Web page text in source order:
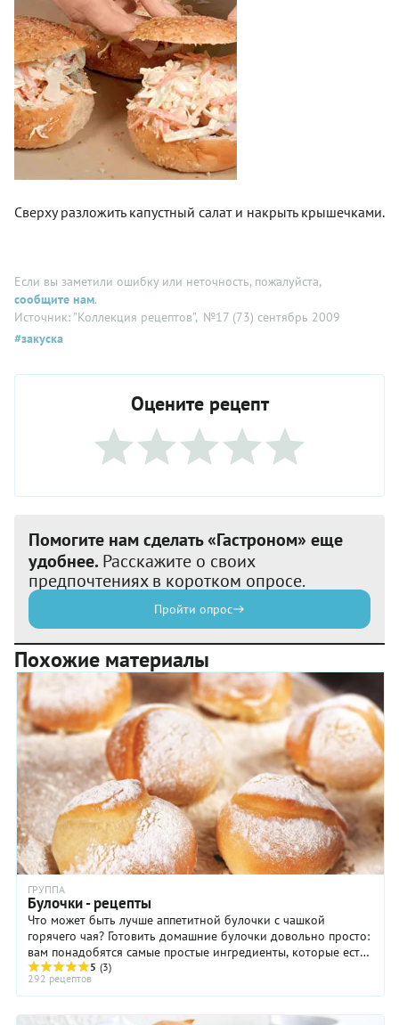
Сверху разложить капустный салат и накрыть крышечками.
Если вы заметили ошибку или неточность, пожалуйста,
сообщите нам.
Источник: "Коллекция рецептов", №17 (73) сентябрь 2009
#закуска
Оцените рецепт
Помогите нам сделать «Гастроном» еще
удобнее. Расскажите о своих
предпочтениях в коротком опросе.
Пройти опрос
Похожие материалы
ГРУППА
Булочки - рецепты
Что может быть лучше аппетитной булочки с чашкой
горячего чая? Готовить домашние булочки довольно просто:
вам понадобятся самые простые ингредиенты, которые есть
под рукой у любой хозяйки – мука, яйца ...
5 (3)
292 рецептов